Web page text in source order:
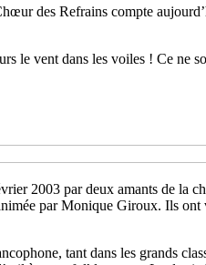
des Refrains compte
le vent dans les voiles ! Ce ne
2003 par deux amants de la
par Monique Giroux. Ils
tant dans les grands